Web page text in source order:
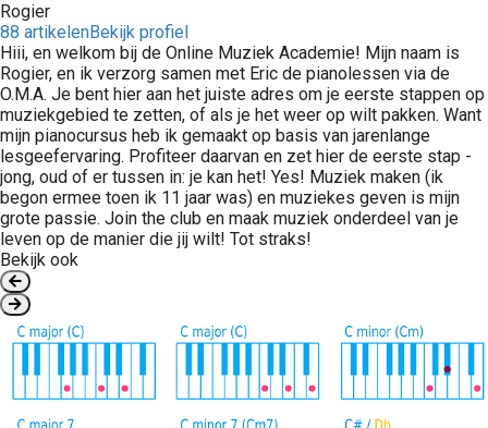
Rogier
88 artikelenBekijk profiel
Hiii, en welkom bij de Online Muziek Academie! Mijn naam is
Rogier, en ik verzorg samen met Eric de pianolessen via de
O.M.A. Je bent hier aan het juiste adres om je eerste stappen op
muziekgebied te zetten, of als je het weer op wilt pakken. Want
mijn pianocursus heb ik gemaakt op basis van jarenlange
lesgeefervaring. Profiteer daarvan en zet hier de eerste stap -
jong, oud of er tussen in: je kan het! Yes! Muziek maken (ik
begon ermee toen ik 11 jaar was) en muziekes geven is mijn
grote passie. Join the club en maak muziek onderdeel van je
leven op de manier die jij wilt! Tot straks!
Bekijk ook